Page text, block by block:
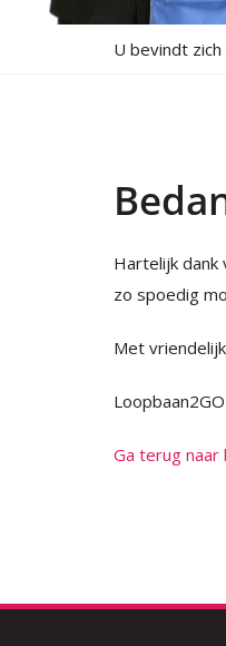
U bevindt zich
Hartelijk dank
zo spoedig
Met
Loopbaan2GO
Ga terug naar